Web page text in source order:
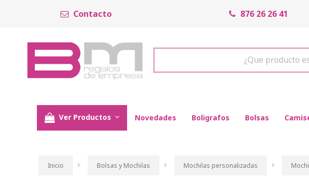
Contacto 876 26 26 41
¿Que producto
Ver Productos Novedades Boligrafos Bolsas
Inicio Bolsas y Mochilas Mochilas personalizadas